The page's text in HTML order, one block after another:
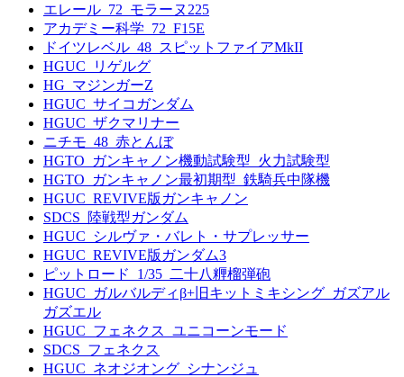
エレール_72_モラーヌ225
アカデミー科学_72_F15E
ドイツレベル_48_スピットファイアMkII
HGUC_リゲルグ
HG_マジンガーZ
HGUC_サイコガンダム
HGUC_ザクマリナー
ニチモ_48_赤とんぼ
HGTO_ガンキャノン機動試験型_火力試験型
HGTO_ガンキャノン最初期型_鉄騎兵中隊機
HGUC_REVIVE版ガンキャノン
SDCS_陸戦型ガンダム
HGUC_シルヴァ・バレト・サプレッサー
HGUC_REVIVE版ガンダム3
ピットロード_1/35_二十八糎榴弾砲
HGUC_ガルバルディβ+旧キットミキシング_ガズアル
ガズエル
HGUC_フェネクス_ユニコーンモード
SDCS_フェネクス
HGUC_ネオジオング_シナンジュ